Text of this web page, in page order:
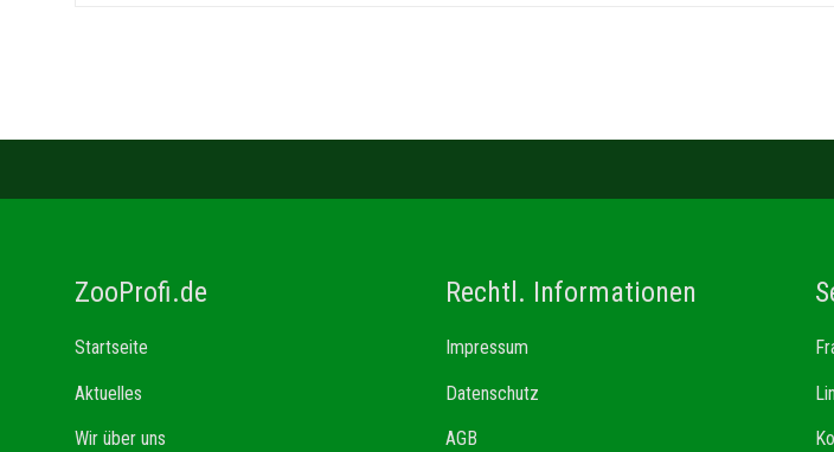
ZooProfi.de
Startseite
Aktuelles
Wir über uns
Rechtl. Informationen
Impressum
Datenschutz
AGB